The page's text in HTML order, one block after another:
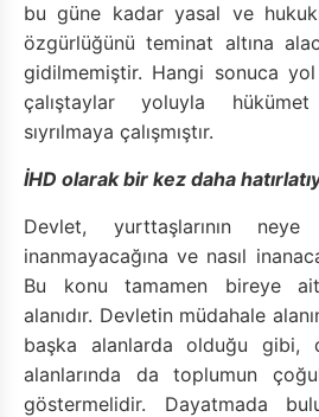
bu güne kadar yasal ve
özgürlüğünü teminat altına
gidilmemiştir. Hangi sonuca
çalıştaylar yoluyla hükümet
sıyrılmaya çalışmıştır.
İHD olarak bir kez daha
Devlet, yurttaşlarının neye
inanmayacağına ve nasıl
Bu konu tamamen bireye
alanıdır. Devletin müdahale
başka alanlarda olduğu gibi,
alanlarında da toplumun
göstermelidir. Dayatmada